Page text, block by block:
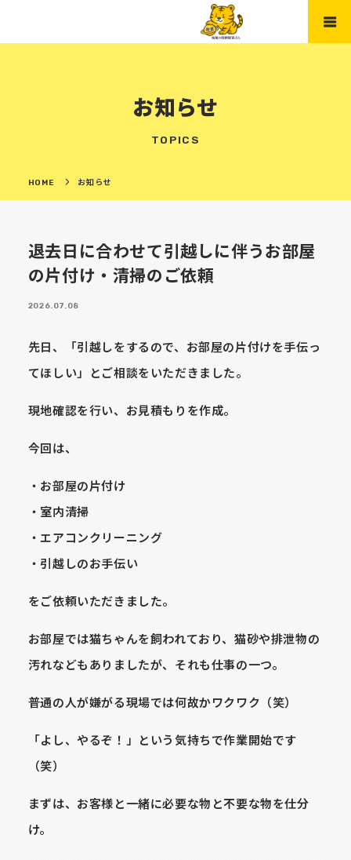
お知らせ
TOPICS
HOME お知らせ
退去日に合わせて引越しに伴うお部屋
の片付け・清掃のご依頼
2026.07.08
先日、「引越しをするので、お部屋の片付けを手伝っ
てほしい」とご相談をいただきました。
現地確認を行い、お見積もりを作成。
今回は、
・お部屋の片付け
・室内清掃
・エアコンクリーニング
・引越しのお手伝い
をご依頼いただきました。
お部屋では猫ちゃんを飼われており、猫砂や排泄物の
汚れなどもありましたが、それも仕事の一つ。
普通の人が嫌がる現場では何故かワクワク（笑）
「よし、やるぞ！」という気持ちで作業開始です
（笑）
まずは、お客様と一緒に必要な物と不要な物を仕分
け。